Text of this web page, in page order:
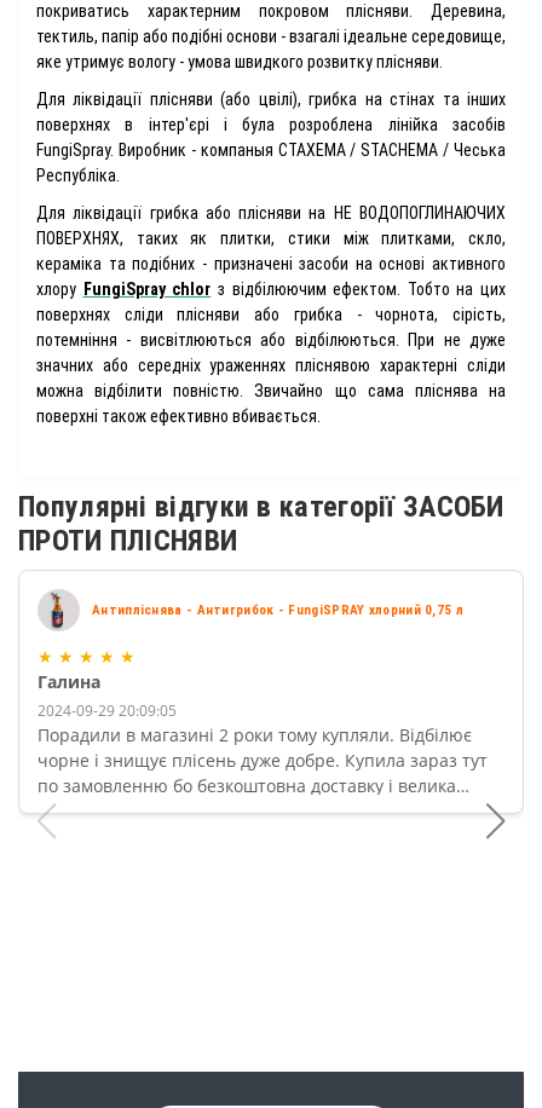
покриватись характерним покровом плісняви. Деревина,
тектиль, папір або подібні основи - взагалі ідеальне середовище,
яке утримує вологу - умова швидкого розвитку плісняви.
Для ліквідації плісняви (або цвілі), грибка на стінах та інших
поверхнях в інтер'єрі і була розроблена лінійка засобів
FungiSpray. Виробник - компаныя СТАХЕМА / STACHEMA / Чеська
Республіка.
Для ліквідації грибка або плісняви на НЕ ВОДОПОГЛИНАЮЧИХ
ПОВЕРХНЯХ, таких як плитки, стики між плитками, скло,
кераміка та подібних - призначені засоби на основі активного
хлору FungiSpray chlor з відбілюючим ефектом. Тобто на цих
поверхнях сліди плісняви або грибка - чорнота, сірість,
потемніння - висвітлюються або відбілюються. При не дуже
значних або середніх ураженнях пліснявою характерні сліди
можна відбілити повністю. Звичайно що сама пліснява на
поверхні також ефективно вбивається.
Популярні відгуки в категорії ЗАСОБИ
ПРОТИ ПЛІСНЯВИ
Антипліснява - Антигрибок - FungiSPRAY хлорний 0,75 л
★ ★ ★ ★ ★
Галина
2024-09-29 20:09:05
Порадили в магазині 2 роки тому купляли. Відбілює
чорне і знищує плісень дуже добре. Купила зараз тут
по замовленню бо безкоштовна доставку і велика
бутилка. Працює